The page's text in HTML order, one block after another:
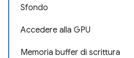
Sfondo
Accedere alla GPU
Memoria buffer di scrittura